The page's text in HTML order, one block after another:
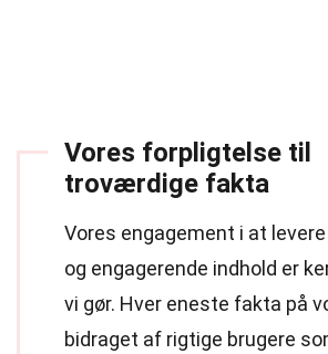
Vores forpligtelse til
troværdige fakta
Vores engagement i at
og engagerende indhold er
vi gør. Hver eneste fakta på
bidraget af rigtige brugere